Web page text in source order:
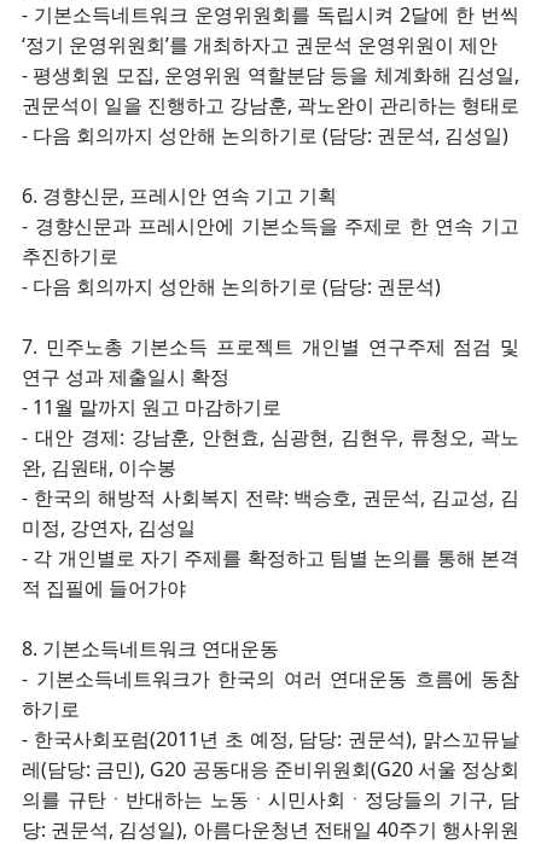
- 기본소득네트워크 운영위원회를 독립시켜 2달에 한 번씩
‘정기 운영위원회’를 개최하자고 권문석 운영위원이 제안
- 평생회원 모집, 운영위원 역할분담 등을 체계화해 김성일,
권문석이 일을 진행하고 강남훈, 곽노완이 관리하는 형태로
- 다음 회의까지 성안해 논의하기로 (담당: 권문석, 김성일)
6. 경향신문, 프레시안 연속 기고 기획
- 경향신문과 프레시안에 기본소득을 주제로 한 연속 기고
추진하기로
- 다음 회의까지 성안해 논의하기로 (담당: 권문석)
7. 민주노총 기본소득 프로젝트 개인별 연구주제 점검 및
연구 성과 제출일시 확정
- 11월 말까지 원고 마감하기로
- 대안 경제: 강남훈, 안현효, 심광현, 김현우, 류청오, 곽노
완, 김원태, 이수봉
- 한국의 해방적 사회복지 전략: 백승호, 권문석, 김교성, 김
미정, 강연자, 김성일
- 각 개인별로 자기 주제를 확정하고 팀별 논의를 통해 본격
적 집필에 들어가야
8. 기본소득네트워크 연대운동
- 기본소득네트워크가 한국의 여러 연대운동 흐름에 동참
하기로
- 한국사회포럼(2011년 초 예정, 담당: 권문석), 맑스꼬뮤날
레(담당: 금민), G20 공동대응 준비위원회(G20 서울 정상회
의를 규탄ㆍ반대하는 노동ㆍ시민사회ㆍ정당들의 기구, 담
당: 권문석, 김성일), 아름다운청년 전태일 40주기 행사위원